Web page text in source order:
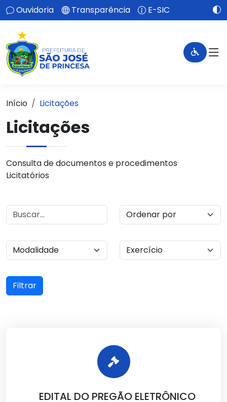
Ouvidoria Transparência E-SIC
Início Licitações
Licitações
Consulta de documentos e procedimentos
Licitatórios
Filtrar
EDITAL DO PREGÃO ELETRÔNICO